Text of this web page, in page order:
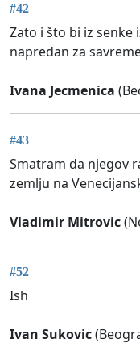
#42
Zato i što bi iz
napredan za
Ivana Jecmenica
#43
Smatram da njegov
zemlju na
Vladimir Mitrovic
#52
Ish
Ivan Sukovic